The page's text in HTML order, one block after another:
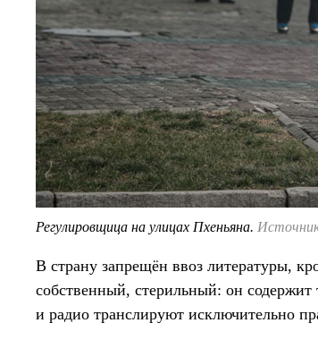
Регулировщица на улицах Пхеньяна.
В страну запрещён ввоз литературы,
собственный, стерильный: он
и радио транслируют исключительно